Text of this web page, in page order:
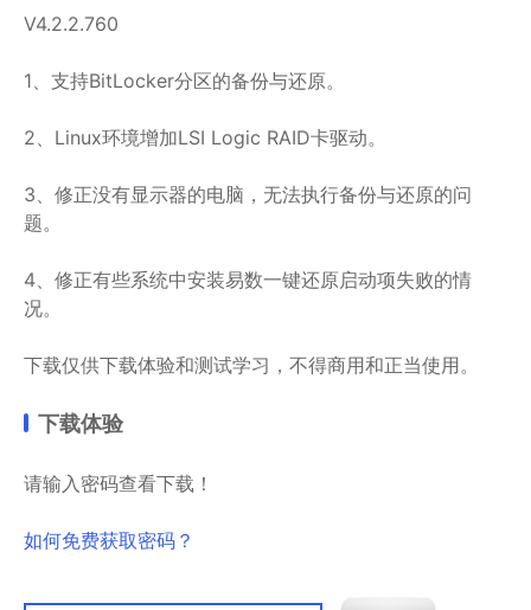
V4.2.2.760
1、支持BitLocker分区的备份与还原。
2、Linux环境增加LSI Logic RAID卡驱动。
3、修正没有显示器的电脑，无法执行备份与还原的问
题。
4、修正有些系统中安装易数一键还原启动项失败的情
况。
下载仅供下载体验和测试学习，不得商用和正当使用。
下载体验
请输入密码查看下载！
如何免费获取密码？